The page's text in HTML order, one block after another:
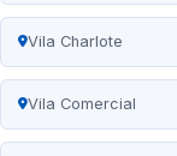
Vila Charlote
Vila Comercial